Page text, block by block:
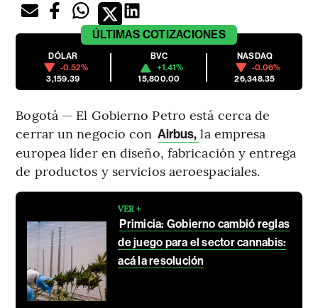
ÚLTIMAS COTIZACIONES
DÓLAR
-0.52%
3,159.39
BVC
+1.41%
15,800.00
NASDAQ
-0.06%
26,348.35
Bogotá — El Gobierno Petro está cerca de
cerrar un negocio con Airbus, la empresa
europea líder en diseño, fabricación y entrega
de productos y servicios aeroespaciales.
VER +
Primicia: Gobierno cambió reglas
de juego para el sector cannabis:
acá la resolución